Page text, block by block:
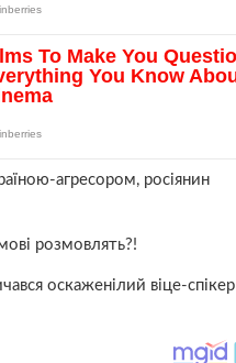
агресором, росіянин
розмовлять?!
оскаженілий віце-спікер